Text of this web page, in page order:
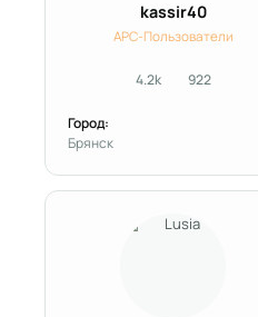
kassir40
APC-Пользователи
4.2kсообщения
922Репутация
Город:
Брянск